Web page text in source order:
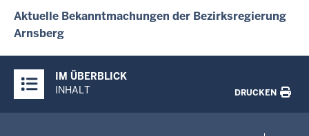
Aktuelle Bekanntmachungen der Bezirksregierung
Arnsberg
Inhalte
IM ÜBERBLICK
INHALT
DRUCKEN